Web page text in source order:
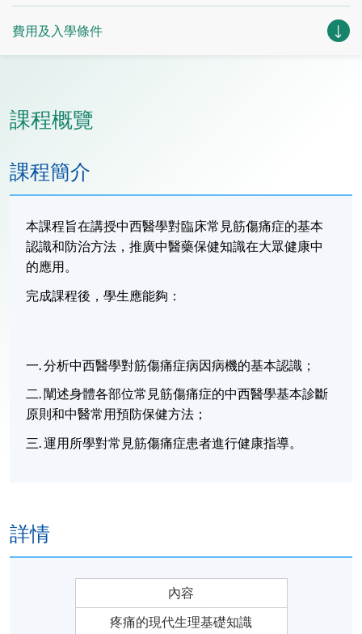
費用及入學條件
課程概覽
課程簡介
本課程旨在講授中西醫學對臨床常見筋傷痛症的基本
認識和防治方法，推廣中醫藥保健知識在大眾健康中
的應用。
完成課程後，學生應能夠：
一.分析中西醫學對筋傷痛症病因病機的基本認識；
二.闡述身體各部位常見筋傷痛症的中西醫學基本診斷
原則和中醫常用預防保健方法；
三.運用所學對常見筋傷痛症患者進行健康指導。
詳情
內容
疼痛的現代生理基礎知識